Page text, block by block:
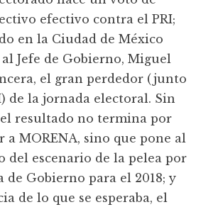
efectivo contra el PRI;
en la Ciudad de México
Jefe de Gobierno, Miguel
el gran perdedor (junto
de la jornada electoral. Sin
el resultado no termina por
a MORENA, sino que pone al
del escenario de la pelea por
de Gobierno para el 2018; y
de lo que se esperaba, el